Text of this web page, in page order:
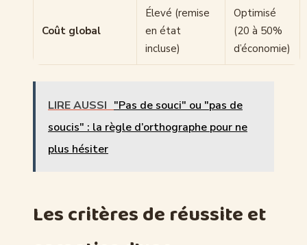
Coût global
Élevé (remise
en état
incluse)
Optimisé
(20 à 50%
d’économie)
LIRE AUSSI "Pas de souci" ou "pas de
soucis" : la règle d’orthographe pour ne
plus hésiter
Les critères de réussite et